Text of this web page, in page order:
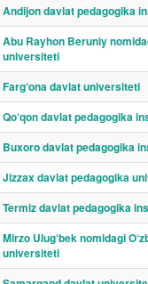
Andijon davlat pedagogika
Abu Rayhon Beruniy
universiteti
Farg‘ona davlat universiteti
Qo‘qon davlat pedagogika
Buxoro davlat pedagogika
Jizzax davlat pedagogika
Termiz davlat pedagogika
Mirzo Ulug‘bek nomidagi
universiteti